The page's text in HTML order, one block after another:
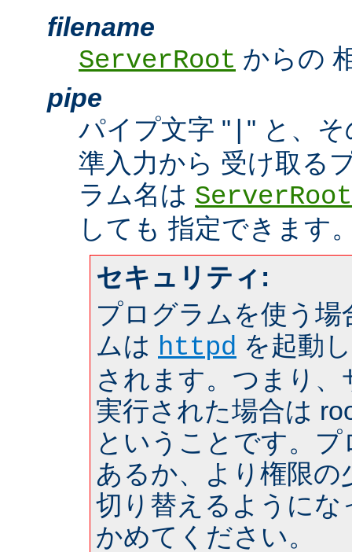
filename
ServerRoot からの
pipe
パイプ文字 " " と、
準入力から 受け取る
ラム名は ServerRoot
しても 指定できます
セキュリティ:
プログラムを使う
ムは httpd を起動
されます。つまり、
実行された場合は
ということです。
あるか、より権限の
切り替えるように
かめてください。